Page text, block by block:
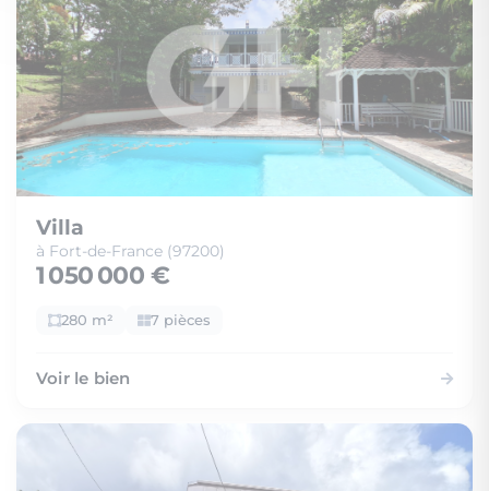
Villa
à Fort-de-France (97200)
1 050 000 €
280 m² 7 pièces
Voir le bien